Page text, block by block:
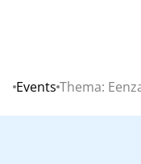
Home
Events Thema: